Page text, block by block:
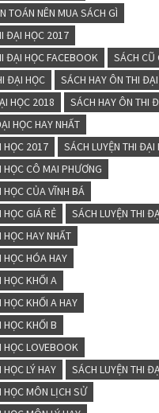
TOÁN NÊN MUA SÁCH GÌ
ĐẠI HỌC 2017
ĐẠI HỌC FACEBOOK
SÁCH CŨ
ĐẠI HỌC
SÁCH HAY ÔN THI
HỌC 2018
SÁCH HAY ÔN THI
HỌC HAY NHẤT
HỌC 2017
SÁCH LUYỆN THI ĐẠI
CÔ MAI PHƯƠNG
HỌC CỦA VĨNH BÁ
GIÁ RẺ
SÁCH LUYỆN THI
HAY NHẤT
HỌC HÓA HAY
HỌC KHỐI A
KHỐI A HAY
KHỐI B
HỌC LOVEBOOK
LÝ HAY
SÁCH LUYỆN THI
HỌC MÔN LỊCH SỬ